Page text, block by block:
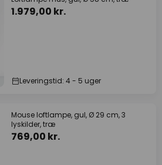
1.979,00 kr.
Leveringstid: 4 - 5 uger
Mouse loftlampe, gul, Ø 29 cm, 3
lyskilder, træ
769,00 kr.